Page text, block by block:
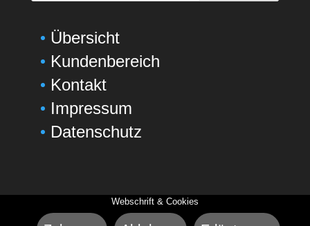
Übersicht
Kundenbereich
Kontakt
Impressum
Datenschutz
Webschrift & Cookies